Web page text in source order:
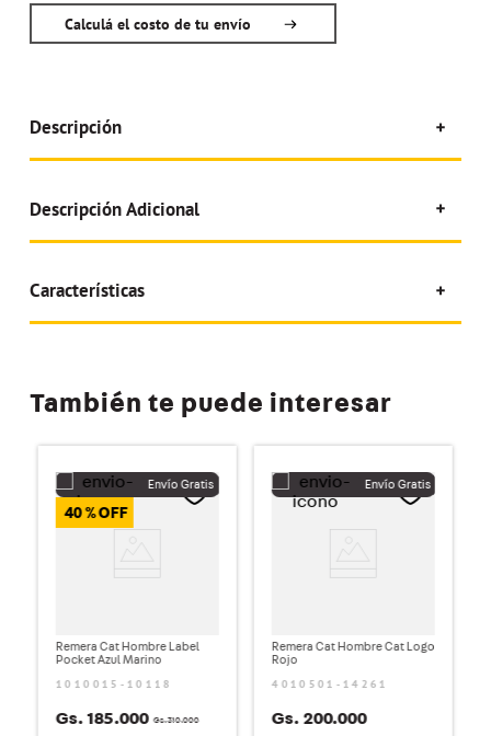
Calculá el costo de tu envío
Descripción
Descripción Adicional
Características
También te puede interesar
40 %
Remera Cat Hombre Label
Pocket Azul Marino
1010015-10118
Gs.310.000
Gs. 185.000
Remera Cat Hombre Cat Logo
Rojo
4010501-14261
Gs. 200.000